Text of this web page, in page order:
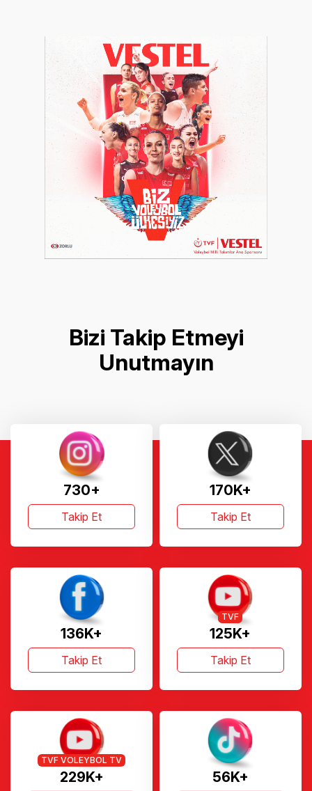
Bizi Takip Etmeyi
Unutmayın
730+
Takip Et
170K+
Takip Et
136K+
Takip Et
125K+
TVF
Takip Et
229K+
TVF VOLEYBOL TV
56K+